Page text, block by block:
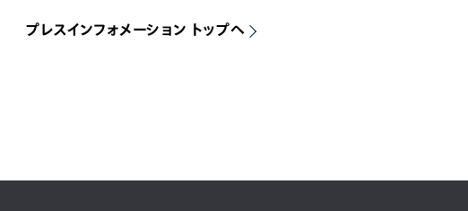
プレスインフォメーション トップへ